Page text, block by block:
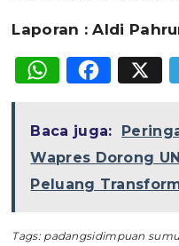
Laporan : Aldi
X
Baca juga:
Wapres Dorong
Peluang
Tags: padangsidimpuan